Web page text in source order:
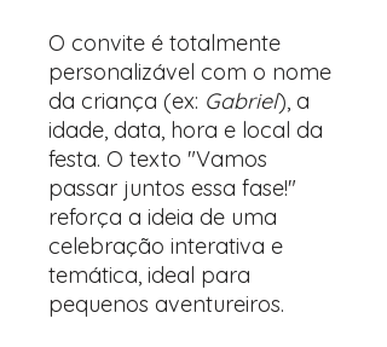
O convite é totalmente
personalizável com o nome
da criança (ex: Gabriel), a
idade, data, hora e local da
festa. O texto "Vamos
passar juntos essa fase!"
reforça a ideia de uma
celebração interativa e
temática, ideal para
pequenos aventureiros.